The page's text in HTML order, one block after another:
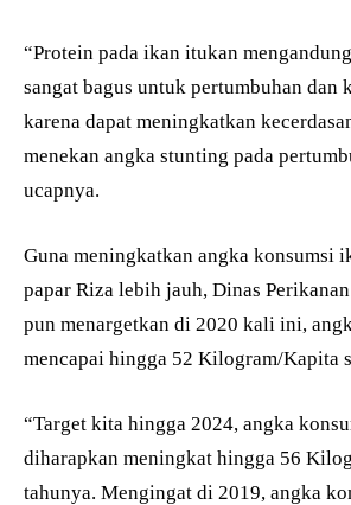
“Protein pada ikan itukan
sangat bagus untuk pertumbuhan dan
karena dapat meningkatkan
menekan angka stunting pada
ucapnya.
Guna meningkatkan angka konsumsi
papar Riza lebih jauh, Dinas
pun menargetkan di 2020 kali ini,
mencapai hingga 52 Kilogram/Kapita
“Target kita hingga 2024, angka
diharapkan meningkat hingga 56
tahunya. Mengingat di 2019, angka